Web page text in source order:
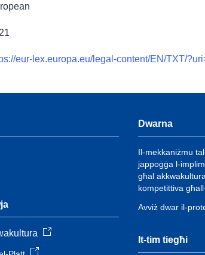
eur-lex.europa.eu/legal-content/EN/TXT/
Dwarna
Il-mekkaniżmu
jappoġġa l-
għal
kompetittiva
Avviż dwar il-
It-tim tiegħi